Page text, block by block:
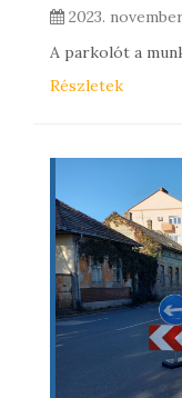
2023.
A parkolót a
Részletek